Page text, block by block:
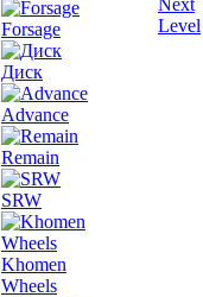
Forsage
Диск
Advance
Remain
SRW
Khomen
Wheels
Next
Level